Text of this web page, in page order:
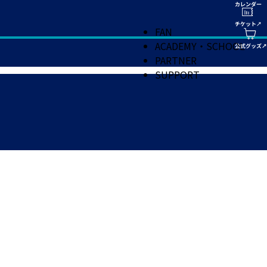
FAN
ACADEMY・SCHOOL
PARTNER
SUPPORT